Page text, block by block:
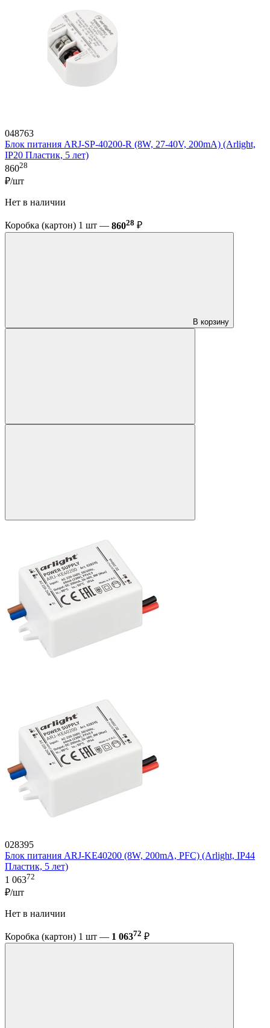
048763
Блок питания ARJ-SP-40200-R (8W, 27-40V, 200mA) (Arlight,
IP20 Пластик, 5 лет)
86028
₽/шт
Нет в наличии
Коробка (картон) 1 шт — 86028 ₽
В корзину
028395
Блок питания ARJ-KE40200 (8W, 200mA, PFC) (Arlight, IP44
Пластик, 5 лет)
1 06372
₽/шт
Нет в наличии
Коробка (картон) 1 шт — 1 06372 ₽